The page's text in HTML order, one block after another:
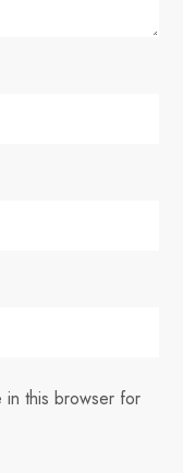
in this browser for